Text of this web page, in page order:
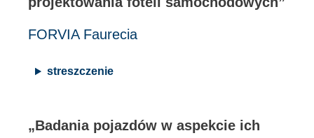
FORVIA Faurecia
streszczenie
„Badania pojazdów w aspekcie ich